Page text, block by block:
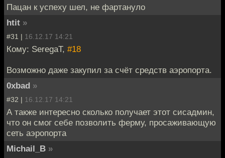
Пацан к успеху шел, не фартануло
htit »
#31 | 16.12.17 14:21
Кому: SeregaT, #18
Возможно даже закупил за счёт средств аэропорта.
0xbad »
#32 | 16.12.17 14:21
А также интересно сколько получает этот сисадмин,
что он смог себе позволить ферму, просаживающую
сеть аэропорта
Michail_B »